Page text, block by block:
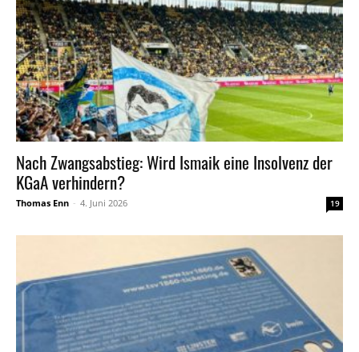
Nach Zwangsabstieg: Wird Ismaik eine Insolvenz der
KGaA verhindern?
Thomas Enn - 4. Juni 2026 19